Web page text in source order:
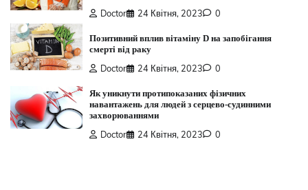
Doctor 24 Квітня, 2023 0
Позитивний вплив вітаміну D на запобігання
смерті від раку
Doctor 24 Квітня, 2023 0
Як уникнути протипоказаних фізичних
навантажень для людей з серцево-судинними
захворюваннями
Doctor 24 Квітня, 2023 0